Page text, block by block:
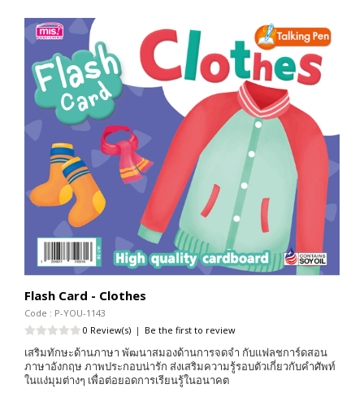
Flash Card - Clothes
Code : P-YOU-1143
0 Review(s) | Be the first to review
เสริมทักษะด้านภาษา พัฒนาสมองด้านการจดจำ กับแฟลชการ์ดสอน
ภาษาอังกฤษ ภาพประกอบน่ารัก ส่งเสริมความรู้รอบตัวเกี่ยวกับคำศัพท์
ในแง่มุมต่างๆ เพื่อต่อยอดการเรียนรู้ในอนาคต